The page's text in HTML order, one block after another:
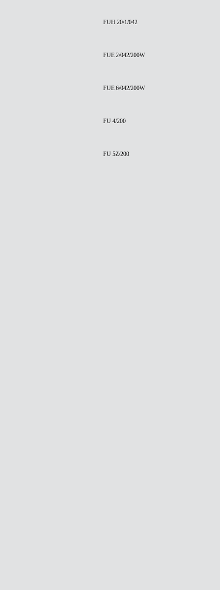
FUH 20/1/042
FUE 2/042/200W
FUE 6/042/200W
FU 4/200
FU 5Z/200